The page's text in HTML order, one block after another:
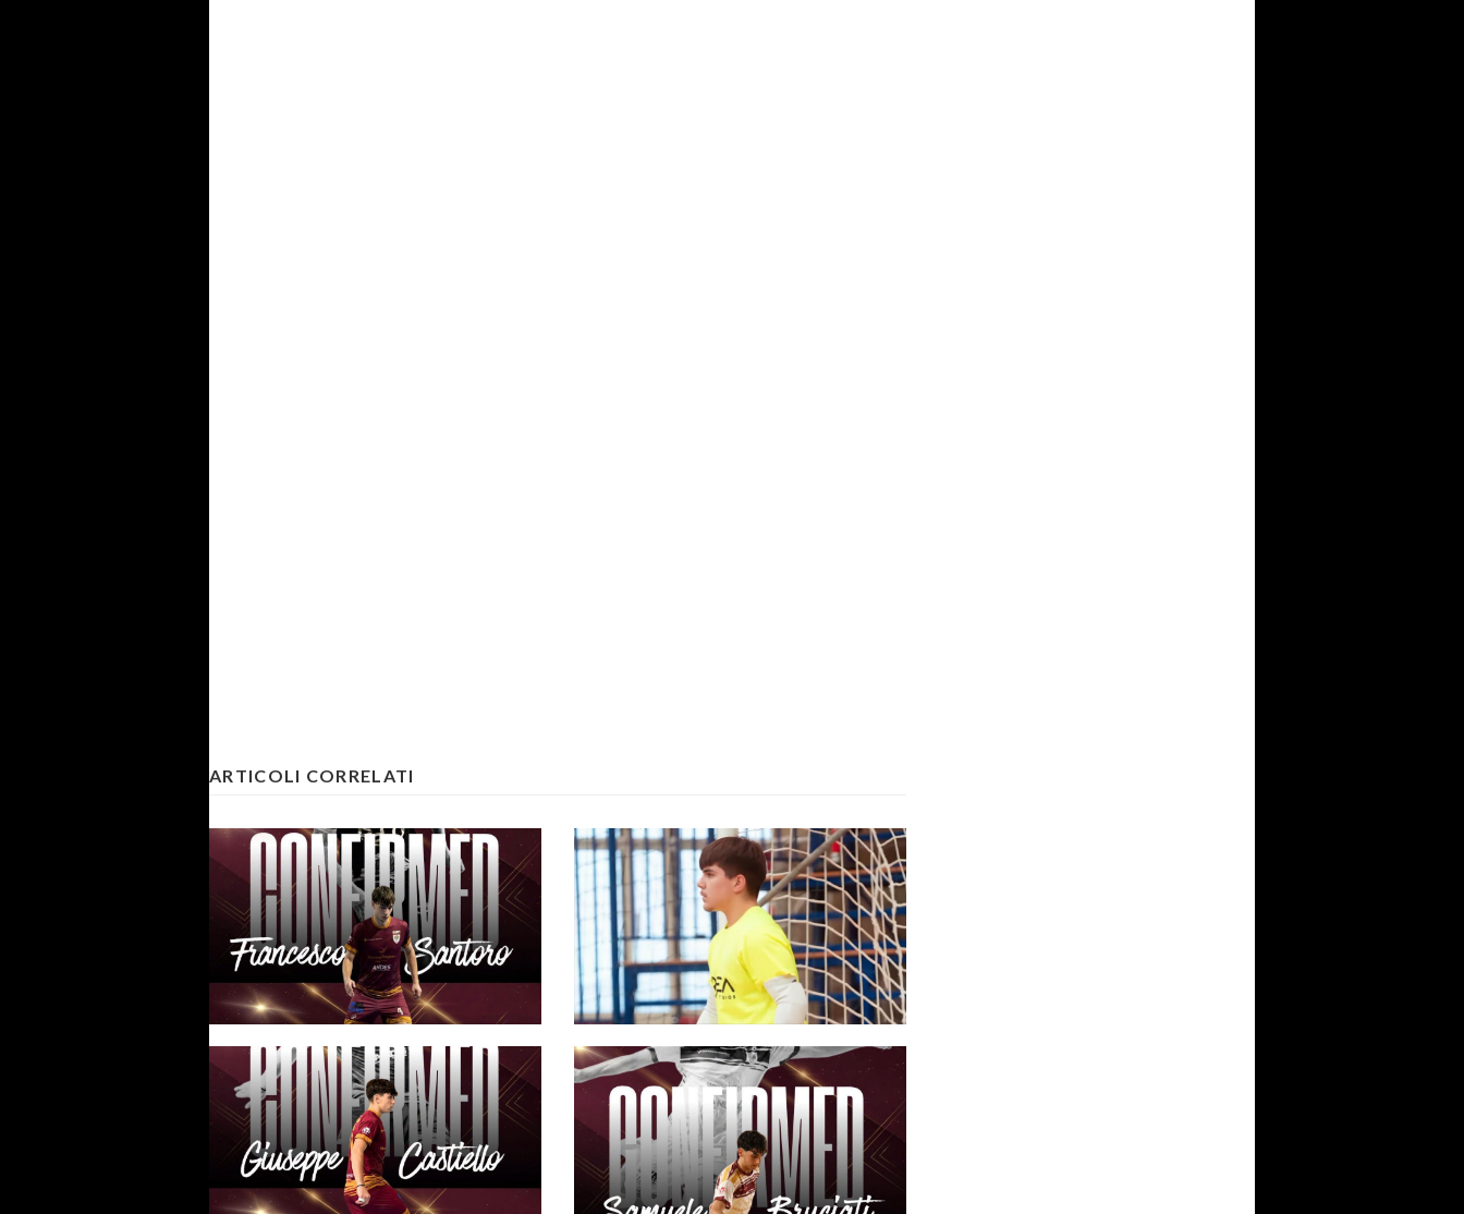
ARTICOLI CORRELATI
#futsalmercato, OR: inizia la
seconda stagione in granata per
#futsalmercato, OR Reggio Emilia:
Tommaso Albori sale a bordo.